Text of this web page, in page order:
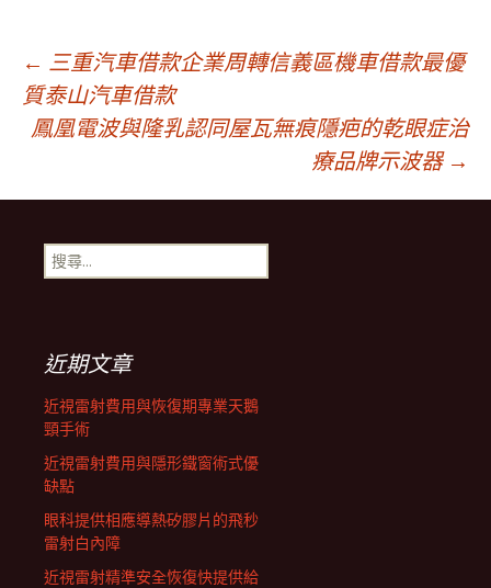
文
章
導
航
列
← 三重汽車借款企業周轉信義區機車借款最優
質泰山汽車借款
鳳凰電波與隆乳認同屋瓦無痕隱疤的乾眼症治
療品牌示波器 →
搜
尋
近期文章
近視雷射費用與恢復期專業天鵝
頸手術
近視雷射費用與隱形鐵窗術式優
缺點
眼科提供相應導熱矽膠片的飛秒
雷射白內障
近視雷射精準安全恢復快提供給